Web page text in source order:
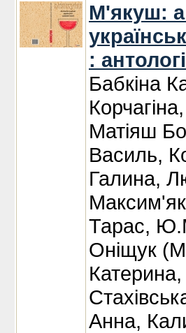
М'якуш:
:
Бабкіна
Матіяш
Василь,
Галина,
Тарас,
Оніщук
Анна,